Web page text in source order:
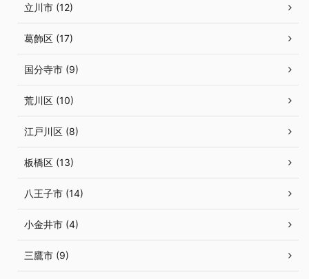
立川市 (12)
葛飾区 (17)
国分寺市 (9)
荒川区 (10)
江戸川区 (8)
板橋区 (13)
八王子市 (14)
小金井市 (4)
三鷹市 (9)